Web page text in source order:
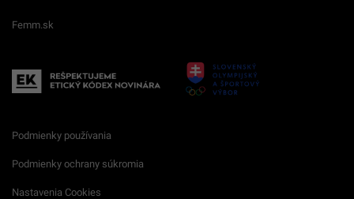
Femm.sk
Podmienky používania
Podmienky ochrany súkromia
Nastavenia Cookies